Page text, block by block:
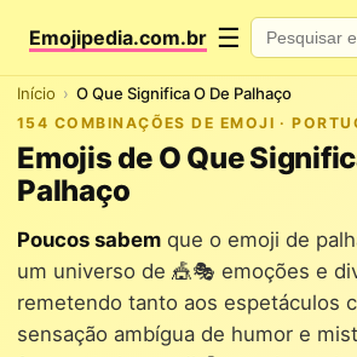
Emojipedia.com.br ☰
Início O Que Significa O De Palhaço
154 COMBINAÇÕES DE EMOJI ·
Emojis de O Que
Palhaço
Poucos sabem que o emoji de
um universo de 🎪🎭 emoções e
remetendo tanto aos espetáculos
sensação ambígua de humor e